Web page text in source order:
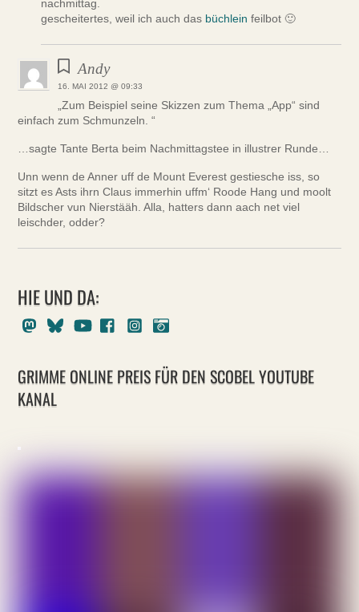
nachmittag.
gescheitertes, weil ich auch das büchlein feilbot 🙂
Andy
16. MAI 2012 @ 09:33
„Zum Beispiel seine Skizzen zum Thema „App“ sind
einfach zum Schmunzeln. “
…sagte Tante Berta beim Nachmittagstee in illustrer Runde…
Unn wenn de Anner uff de Mount Everest gestiesche iss, so
sitzt es Asts ihrn Claus immerhin uffm‘ Roode Hang und moolt
Bildscher vun Nierstääh. Alla, hatters dann aach net viel
leischder, odder?
HIE UND DA:
MastodonBlueskyYoutubeFacebookInstagram
GRIMME ONLINE PREIS FÜR DEN SCOBEL YOUTUBE
KANAL